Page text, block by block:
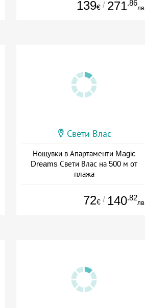
139€ / 271.86
лв.
Свети Влас
Нощувки в Апартаменти Magic
Dreams Свети Влас на 500 м от
плажа
72€ / 140.82
лв.